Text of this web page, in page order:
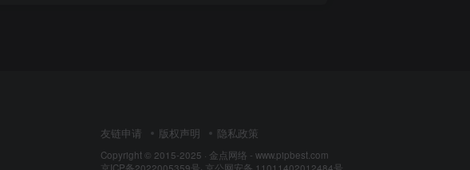
友链申请 版权声明 隐私政策
Copyright © 2015-2025 · 金点网络 - www.pipbest.com
京ICP备2022005359号· 京公网安备 11011402012484号